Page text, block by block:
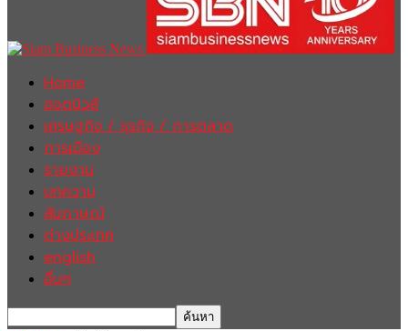
Home
ฮอตนิวส์
เศรษฐกิจ / ธุรกิจ / การตลาด
การเมือง
รายงาน
บทความ
สัมภาษณ์
ต่างประเทศ
english
อื่นๆ